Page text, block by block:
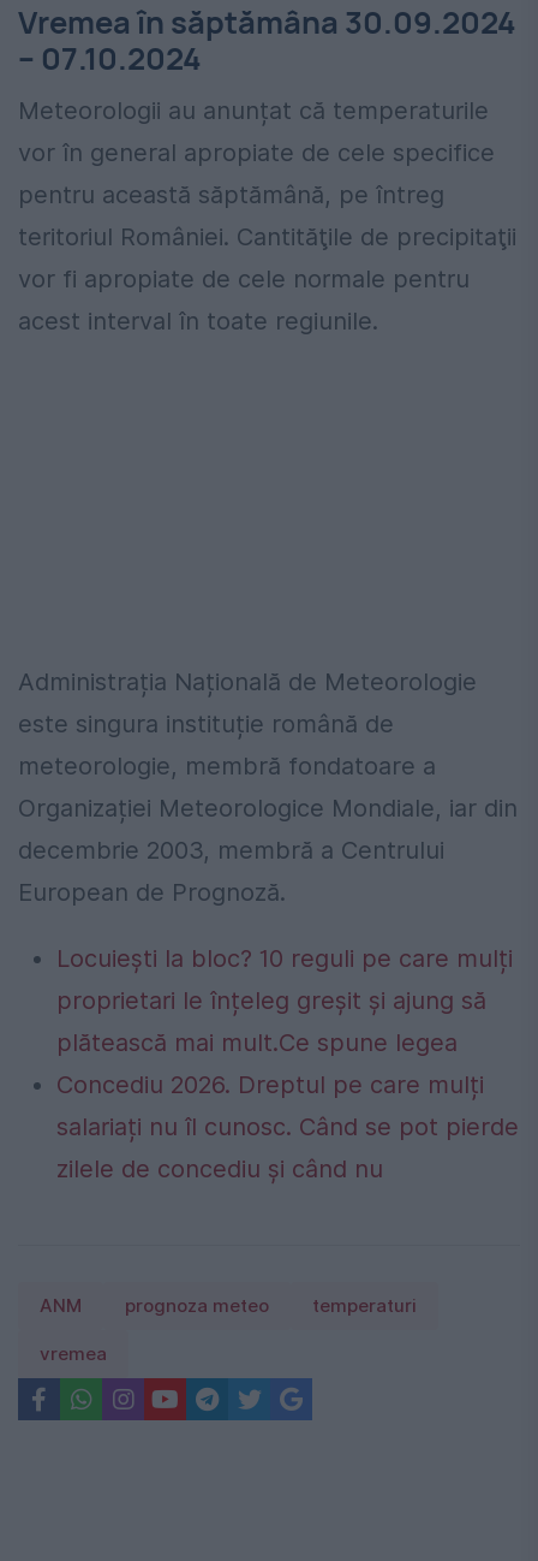
Vremea în săptămâna 30.09.2024
– 07.10.2024
Meteorologii au anunțat că temperaturile
vor în general apropiate de cele specifice
pentru această săptămână, pe întreg
teritoriul României. Cantităţile de precipitaţii
vor fi apropiate de cele normale pentru
acest interval în toate regiunile.
Administrația Națională de Meteorologie
este singura instituție română de
meteorologie, membră fondatoare a
Organizației Meteorologice Mondiale, iar din
decembrie 2003, membră a Centrului
European de Prognoză.
Locuiești la bloc? 10 reguli pe care mulți
proprietari le înțeleg greșit și ajung să
plătească mai mult.Ce spune legea
Concediu 2026. Dreptul pe care mulți
salariați nu îl cunosc. Când se pot pierde
zilele de concediu și când nu
ANM prognoza meteo temperaturi
vremea